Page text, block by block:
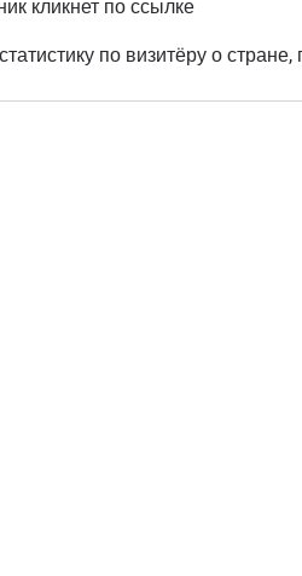
кликнет по ссылке
по визитёру о